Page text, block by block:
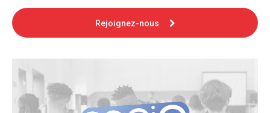
Rejoignez-nous